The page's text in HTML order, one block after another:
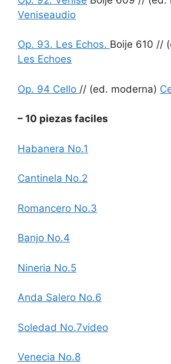
Veniseaudio
Op. 93. Les Echos. Boije 610 //
Les Echoes
Op. 94 Cello // (ed. moderna)
– 10 piezas faciles
Habanera No.1
Cantinela No.2
Romancero No.3
Banjo No.4
Nineria No.5
Anda Salero No.6
Soledad No.7video
Venecia No.8